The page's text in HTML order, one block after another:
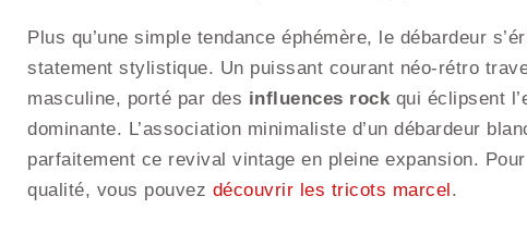
Plus qu’une simple tendance éphémère, le débardeur
statement stylistique. Un puissant courant néo-rétro
masculine, porté par des influences rock qui éclipsent
dominante. L’association minimaliste d’un débardeur
parfaitement ce revival vintage en pleine expansion.
qualité, vous pouvez découvrir les tricots marcel.